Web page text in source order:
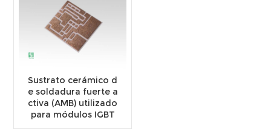
Sustrato cerámico d
e soldadura fuerte a
ctiva (AMB) utilizado
para módulos IGBT